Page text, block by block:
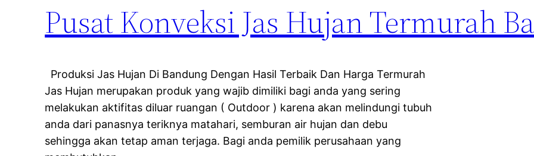
Pusat Konveksi Jas Hujan Termurah
Produksi Jas Hujan Di Bandung Dengan Hasil Terbaik Dan Harga Termurah
Jas Hujan merupakan produk yang wajib dimiliki bagi anda yang sering
melakukan aktifitas diluar ruangan ( Outdoor ) karena akan melindungi tubuh
anda dari panasnya teriknya matahari, semburan air hujan dan debu
sehingga akan tetap aman terjaga. Bagi anda pemilik perusahaan yang